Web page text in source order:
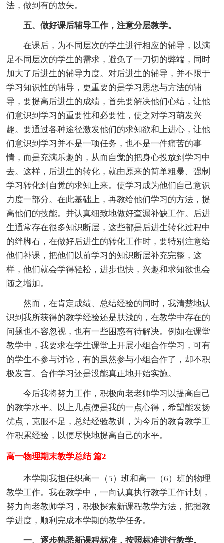
法，做到有的放矢。
五、做好课后辅导工作，注意分层教学。
在课后，为不同层次的学生进行相应的辅导，以满
足不同层次的学生的需求，避免了一刀切的弊端，同时
加大了后进生的辅导力度。对后进生的辅导，并不限于
学习知识性的辅导，更重要的是学习思想与方法的辅
导，要提高后进生的成绩，首先要解决他们心结，让他
们意识到学习的重要性和必要性，使之对学习萌发兴
趣。要通过各种途径激发他们的求知欲和上进心，让他
们意识到学习并不是一项任务，也不是一件痛苦的事
情，而是充满乐趣的，从而自觉的把身心投放到学习中
去。这样，后进生的转化，就由原来的简单粗暴、强制
学习转化到自觉的求知上来。使学习成为他们自己意识
力度一部分。在此基础上，再教给他们学习的方法，提
高他们的技能。并认真细致地做好查漏补缺工作。后进
生通常存在很多知识断层，这些都是后进生转化过程中
的绊脚石，在做好后进生的转化工作时，要特别注意给
他们补课，把他们以前学习的知识断层补充完整，这
样，他们就会学得轻松，进步也快，兴趣和求知欲也会
随之增加。
然而，在肯定成绩、总结经验的同时，我清楚地认
识到我所获得的教学经验还是肤浅的，在教学中存在的
问题也不容忽视，也有一些困惑有待解决。例如在课堂
教学中，我要求在学生课堂上开展小组合作学习，可有
的学生不参与讨论，有的虽然参与小组合作了，却不积
极发言。合作学习还是没能真正地开始实施。
今后我将努力工作，积极向老老师学习以提高自己
的教学水平。以上几点便是我的一点心得，希望能发扬
优点，克服不足，总结经验教训，为今后的教育教学工
作积累经验，以便尽快地提高自己的水平。
高一物理期末教学总结 篇2
本学期我担任织高一（5）班和高一（6）班的物理
教学工作。我在教学中，一向认真执行教学工作计划，
努力向老教师学习，积极探索新课程教学方法，把握教
学进度，顺利完成本学期的教学任务。
一、逐步熟悉新课程标准，按照标准进行教学。